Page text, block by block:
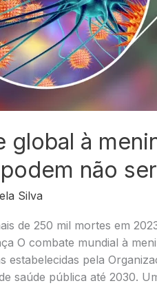
global à
não
Silva
de 250 mil mortes em
O combate mundial à
estabelecidas pela
saúde pública até 2030.